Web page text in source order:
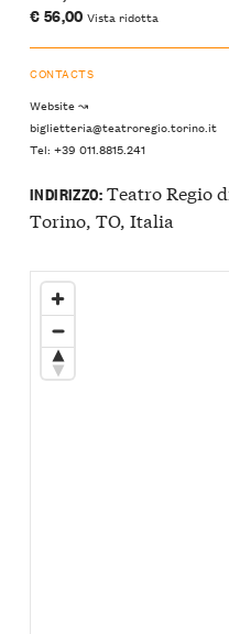
€ 56,00 Vista ridotta
CONTACTS
Website ↝
biglietteria@teatroregio.torino.it
Tel: +39 011.8815.241
INDIRIZZO:Teatro Regio
Torino, TO, Italia